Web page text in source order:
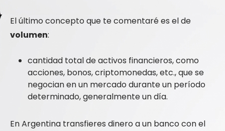
El último concepto que te comentaré es el de
volumen:
cantidad total de activos financieros, como
acciones, bonos, criptomonedas, etc., que se
negocian en un mercado durante un período
determinado, generalmente un día.
En Argentina transfieres dinero a un banco con el